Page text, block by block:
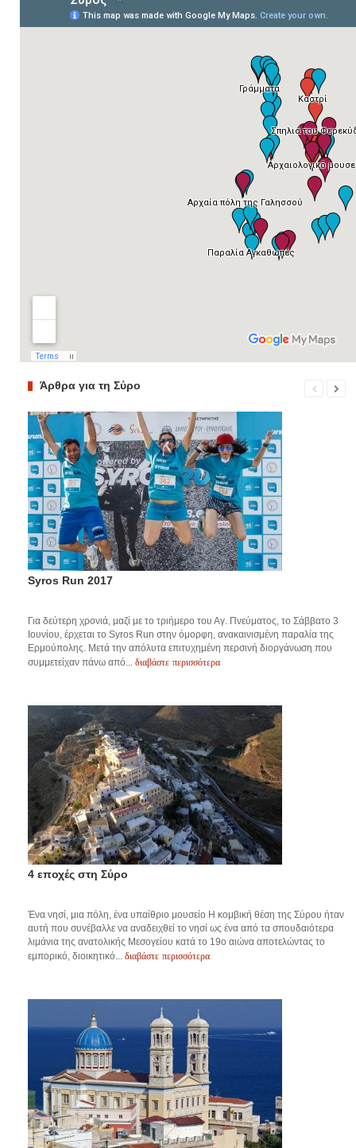
Άρθρα για τη Σύρο
Syros Run 2017
Για δεύτερη χρονιά, μαζί με το τριήμερο του Αγ. Πνεύματος, το Σάββατο 3
Ιουνίου, έρχεται το Syros Run στην όμορφη, ανακαινισμένη παραλία της
Ερμούπολης. Μετά την απόλυτα επιτυχημένη περσινή διοργάνωση που
συμμετείχαν πάνω από... διαβάστε περισσότερα
4 εποχές στη Σύρο
Ένα νησί, μια πόλη, ένα υπαίθριο μουσείο Η κομβική θέση της Σύρου ήταν
αυτή που συνέβαλλε να αναδειχθεί το νησί ως ένα από τα σπουδαιότερα
λιμάνια της ανατολικής Μεσογείου κατά το 19ο αιώνα αποτελώντας το
εμπορικό, διοικητικό... διαβάστε περισσότερα